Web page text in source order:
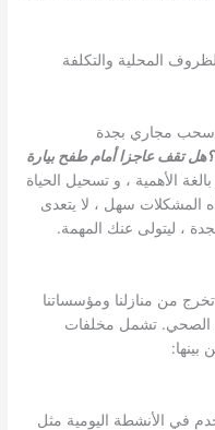
المحلية والتكلفة
تقف عاجزا أمام طفح بيارة
الأهمية ، و تسحيل الحياة
المشكلات سهل ، لا يتعدى
، ليتولى عنك المهمة.
من منازلنا ومؤسساتنا
الصحي. تشمل مخلفات
في الأنشطة اليومية مثل